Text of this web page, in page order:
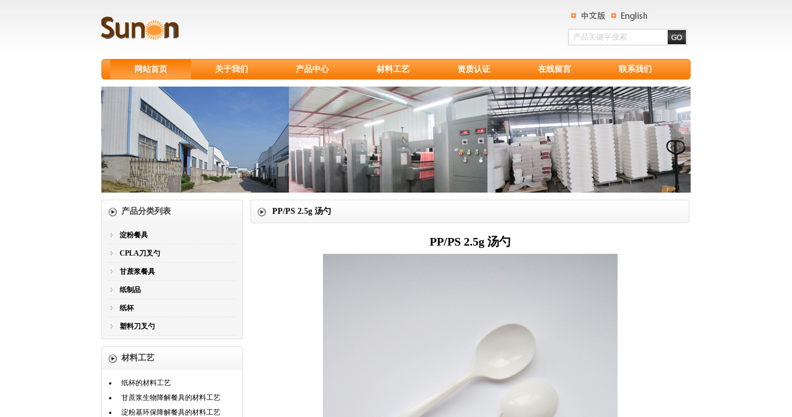
网站首页 关于我们 产品中心
淀粉餐具
CPLA刀叉勺
甘蔗浆餐具
纸制品
纸杯
塑料刀叉勺
材料工艺 资质认证 在线留言 联系我们
产品分类列表
淀粉餐具
CPLA刀叉勺
甘蔗浆餐具
纸制品
纸杯
塑料刀叉勺
材料工艺
纸杯的材料工艺
甘蔗浆生物降解餐具的材料工艺
淀粉基环保降解餐具的材料工艺
PP/PS 2.5g 汤勺
PP/PS 2.5g 汤勺